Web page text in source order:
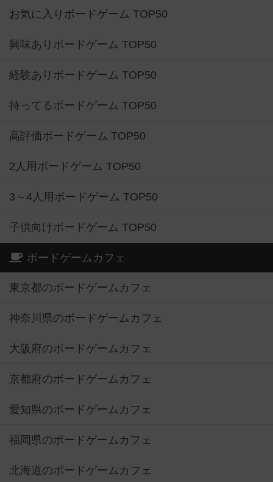
お気に入りボードゲーム TOP50
興味ありボードゲーム TOP50
経験ありボードゲーム TOP50
持ってるボードゲーム TOP50
高評価ボードゲーム TOP50
2人用ボードゲーム TOP50
3～4人用ボードゲーム TOP50
子供向けボードゲーム TOP50
ボードゲームカフェ
東京都のボードゲームカフェ
神奈川県のボードゲームカフェ
大阪府のボードゲームカフェ
京都府のボードゲームカフェ
愛知県のボードゲームカフェ
福岡県のボードゲームカフェ
北海道のボードゲームカフェ